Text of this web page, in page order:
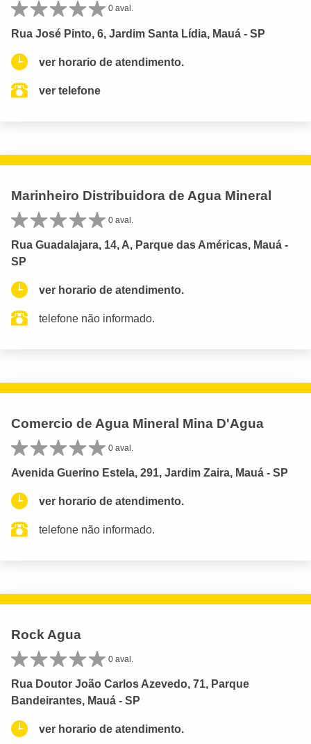
0 aval.
Rua José Pinto, 6, Jardim Santa Lídia, Mauá - SP
ver horario de atendimento.
ver telefone
Marinheiro Distribuidora de Agua Mineral
0 aval.
Rua Guadalajara, 14, A, Parque das Américas, Mauá -
SP
ver horario de atendimento.
telefone não informado.
Comercio de Agua Mineral Mina D'Agua
0 aval.
Avenida Guerino Estela, 291, Jardim Zaira, Mauá - SP
ver horario de atendimento.
telefone não informado.
Rock Agua
0 aval.
Rua Doutor João Carlos Azevedo, 71, Parque
Bandeirantes, Mauá - SP
ver horario de atendimento.